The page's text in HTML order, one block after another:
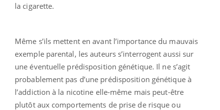
la cigarette.
Même s’ils mettent en avant l’importance du mauvais
exemple parental, les auteurs s’interrogent aussi sur
une éventuelle prédisposition génétique. Il ne s’agit
probablement pas d’une prédisposition génétique à
l’addiction à la nicotine elle-même mais peut-être
plutôt aux comportements de prise de risque ou